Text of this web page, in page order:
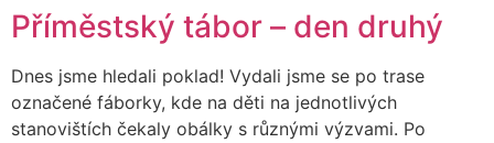
Příměstský tábor – den druhý
Dnes jsme hledali poklad! Vydali jsme se po trase
označené fáborky, kde na děti na jednotlivých
stanovištích čekaly obálky s různými výzvami. Po